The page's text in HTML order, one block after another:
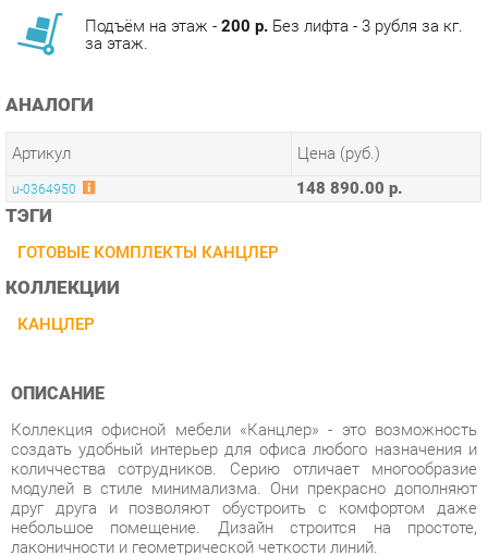
АНАЛОГИ
Артикул
u-0364950 148 890.00 р.
ТЭГИ
ГОТОВЫЕ КОМПЛЕКТЫ КАНЦЛЕР
КОЛЛЕКЦИИ
КАНЦЛЕР
ОПИСАНИЕ
создать удобный интерьер для офиса любого назначения и
количчества сотрудников. Серию отличает многообразие
модулей в стиле минимализма. Они прекрасно дополняют
друг друга и позволяют обустроить с комфортом даже
небольшое помещение. Дизайн строится на простоте,
лаконичности и геометрической четкости линий.
Мебель этой серии многофункциональна, эргономична,
удобна, проста и долговечна в процессе эксплуатации
(покрытие материалов обеспечивает защиту от истирания,